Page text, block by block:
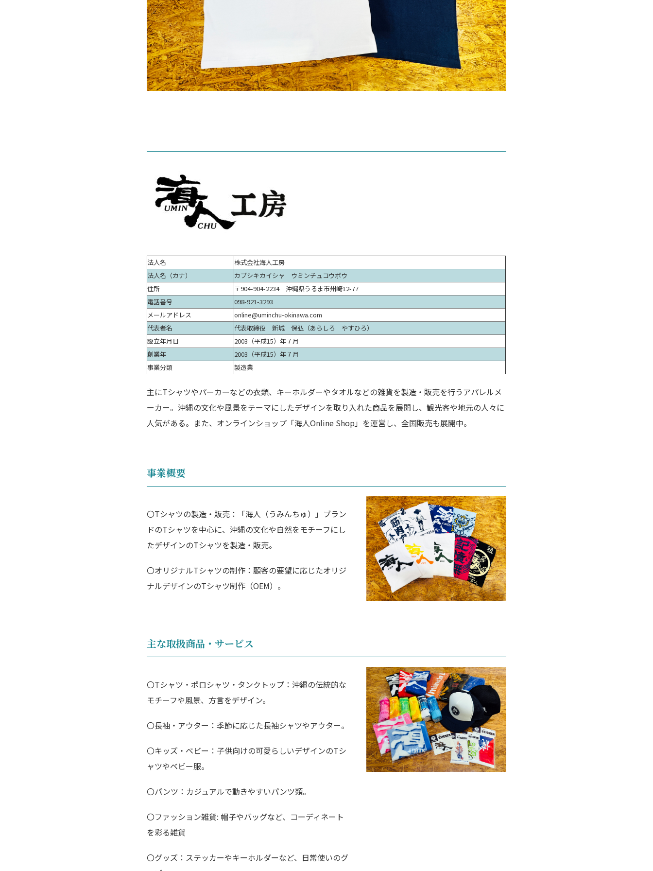
法人名
株式会社海人工房
法人名（カナ）
カブシキカイシャ ウミンチュコウボウ
住所
〒904-904-2234 沖縄県うるま市州崎12-77
電話番号
098-921-3293
メールアドレス
online@uminchu-okinawa.com
代表者名
代表取締役 新城 保弘（あらしろ やすひろ）
設立年月日
2003（平成15）年７月
創業年
2003（平成15）年７月
事業分類
製造業
主にTシャツやパーカーなどの衣類、キーホルダーやタオルなどの雑貨を製造・販売を行うアパレルメ
ーカー。沖縄の文化や風景をテーマにしたデザインを取り入れた商品を展開し、観光客や地元の人々に
人気がある。また、オンラインショップ「海人Online Shop」を運営し、全国販売も展開中。
事業概要
〇Tシャツの製造・販売：「海人（うみんちゅ）」ブラン
ドのTシャツを中心に、沖縄の文化や自然をモチーフにし
たデザインのTシャツを製造・販売。
〇オリジナルTシャツの制作：顧客の要望に応じたオリジ
ナルデザインのTシャツ制作（OEM）。
主な取扱商品・サービス
〇Tシャツ・ポロシャツ・タンクトップ：沖縄の伝統的な
モチーフや風景、方言をデザイン。
〇長袖・アウター：季節に応じた長袖シャツやアウター。
〇キッズ・ベビー：子供向けの可愛らしいデザインのTシ
ャツやベビー服。
〇パンツ：カジュアルで動きやすいパンツ類。
〇ファッション雑貨: 帽子やバッグなど、コーディネート
を彩る雑貨
〇グッズ：ステッカーやキーホルダーなど、日常使いのグ